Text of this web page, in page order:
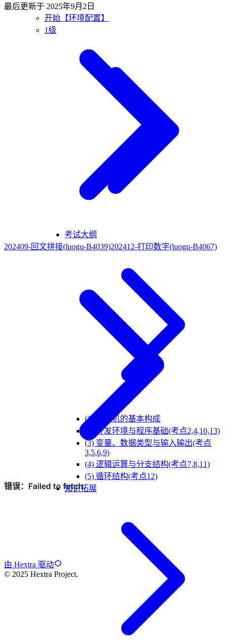
开始【环境配置】
1级
考试大纲
(1) 计算机的基本构成
(2) 开发环境与程序基础(考点2,4,10,13)
(3) 变量、数据类型与输入输出(考点
3,5,6,9)
(4) 逻辑运算与分支结构(考点7,8,11)
(5) 循环结构(考点12)
知识拓展
最后更新于 2025年9月2日
202409-回文拼接(luogu-B4039)202412-打印数字(luogu-B4067)
由 Hextra 驱动
© 2025 Hextra Project.